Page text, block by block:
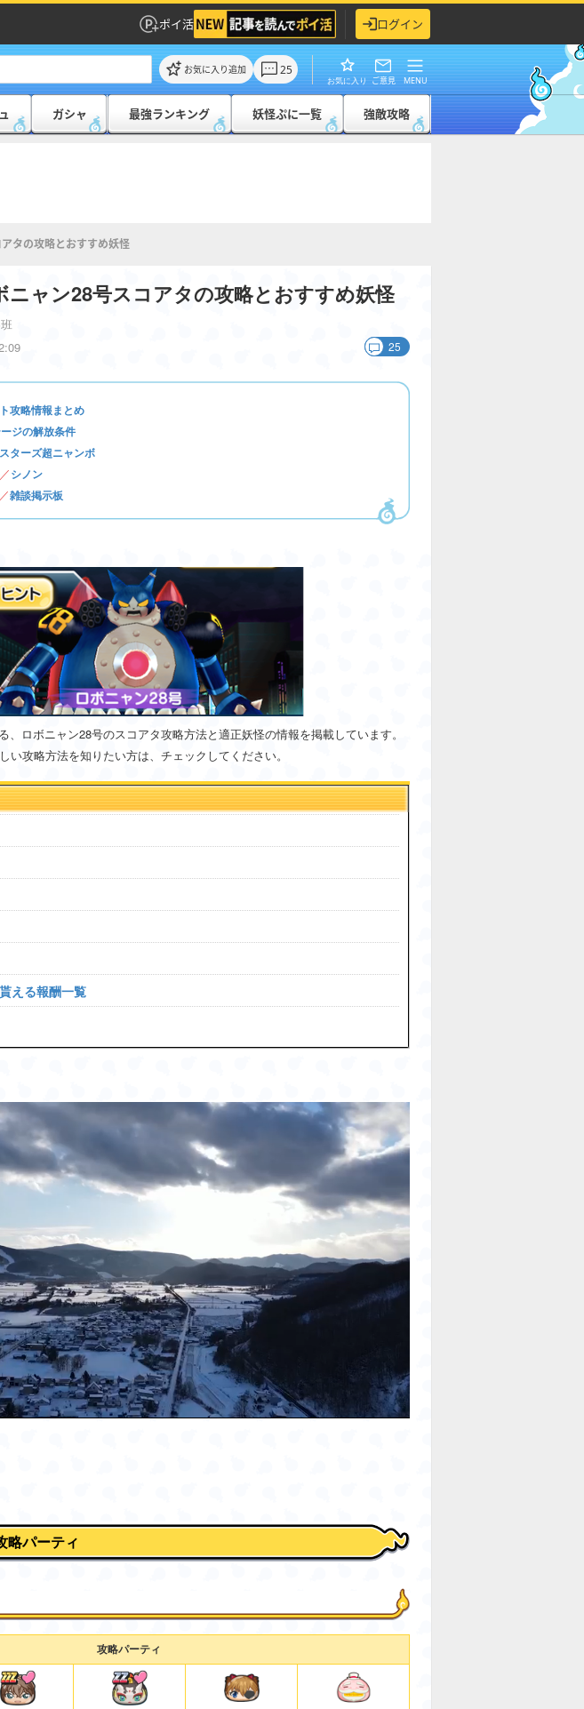
ポイ活 ログイン
お気に入り追加 25
お気に入り ご意見 MENU
ガシャ 最強ランキング 妖怪ぷに一覧 強敵攻略
タの攻略とおすすめ妖怪
ニャン28号スコアタの攻略とおすすめ妖怪
25
攻略情報まとめ
ジの解放条件
ターズ超ニャンボ
／シノン
／雑談掲示板
、ロボニャン28号のスコアタ攻略方法と適正妖怪の情報を掲載しています。
い攻略方法を知りたい方は、チェックしてください。
える報酬一覧
略パーティ
攻略パーティ